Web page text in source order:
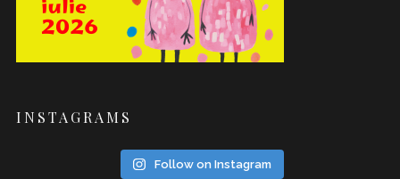
INSTAGRAMS
Follow on Instagram